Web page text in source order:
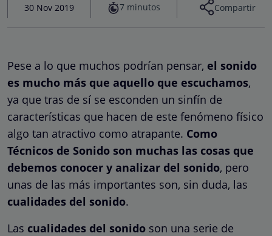
30 Nov 2019 7 minutos Compartir
Pese a lo que muchos podrían pensar, el sonido
es mucho más que aquello que escuchamos,
ya que tras de sí se esconden un sinfín de
características que hacen de este fenómeno físico
algo tan atractivo como atrapante. Como
Técnicos de Sonido son muchas las cosas que
debemos conocer y analizar del sonido, pero
unas de las más importantes son, sin duda, las
cualidades del sonido.
Las cualidades del sonido son una serie de